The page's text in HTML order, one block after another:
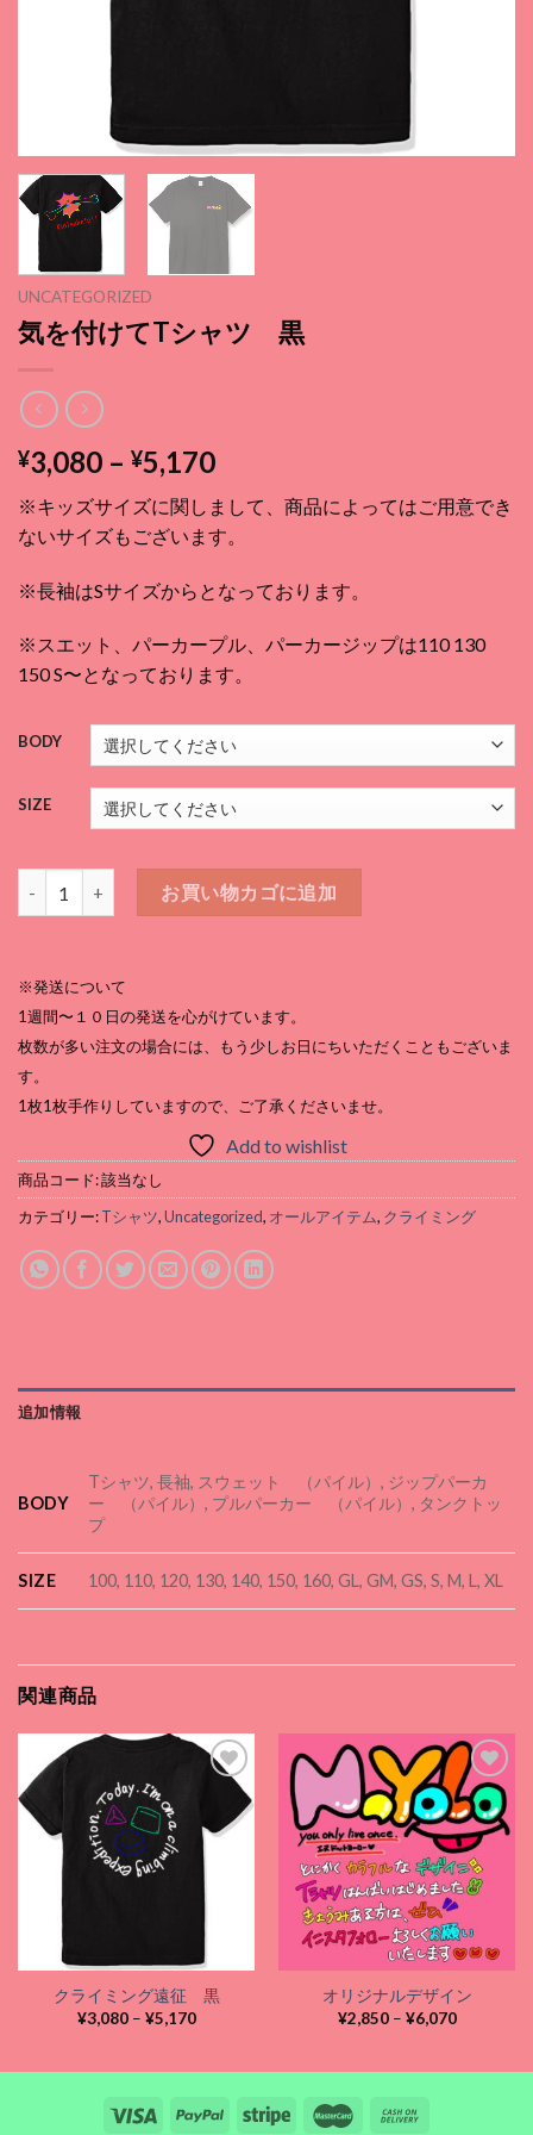
UNCATEGORIZED
気を付けてTシャツ 黒
¥3,080 – ¥5,170価
帯:
¥3,080
¥5,170
※キッズサイズに関しまして、商品によってはご用意でき
ないサイズもございます。
※長袖はSサイズからとなっております。
※スエット、パーカープル、パーカージップは110 130
150 S〜となっております。
BODY
SIZE
気を付けてTシャツ 黒個お買い物カゴに追加
※発送について
1週間〜１０日の発送を心がけています。
枚数が多い注文の場合には、もう少しお日にちいただくこともございま
す。
1枚1枚手作りしていますので、ご了承くださいませ。
Add to wishlist
商品コード:該当なし
カテゴリー:Tシャツ,Uncategorized, オールアイテム, クライミング
追加情報
BODY
Tシャツ, 長袖, スウェット （パイル）, ジップパーカ
ー （パイル）, プルパーカー （パイル）, タンクトッ
プ
SIZE 100, 110, 120, 130, 140, 150, 160, GL, GM, GS, S, M, L, XL
関連商品
Add to
クライミング遠征 黒
¥3,080 – ¥5,170価
Add to
wishlist
オリジナルデザイン
¥2,850 – ¥6,070価